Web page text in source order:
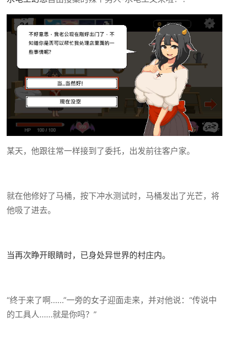
某天，他跟往常一样接到了委托，出发前往客户家。
就在他修好了马桶，按下冲水测试时，马桶发出了光芒，将
他吸了进去。
当再次睁开眼睛时，已身处异世界的村庄内。
“终于来了啊……”一旁的女子迎面走来，并对他说：“传说中
的工具人……就是你吗？”